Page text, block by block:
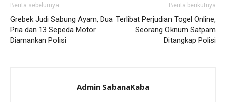
Berita sebelumya
Grebek Judi Sabung Ayam, Dua
Pria dan 13 Sepeda Motor
Diamankan Polisi
Berita berikutnya
Terlibat Perjudian Togel Online,
Seorang Oknum Satpam
Ditangkap Polisi
Admin SabanaKaba